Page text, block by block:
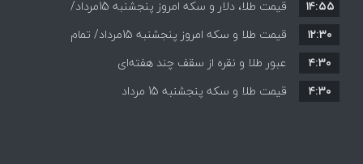
قیمت ها+ جدول و جزییات
قیمت طلا، دلار و سکه امروز پنجشنبه 15مرداد/
افزایش قیمت ها + جدول
۱۴:۵۵
قیمت طلا و سکه امروز پنجشنبه 15مرداد/ تمام
قیمت ها بر مدار افزایش + جدول
۱۲:۳۰
عبور طلا و نقره از سقف چند هفته‌ای
۴:۳۰
قیمت طلا و سکه پنجشنبه 15 مرداد
۴:۳۰